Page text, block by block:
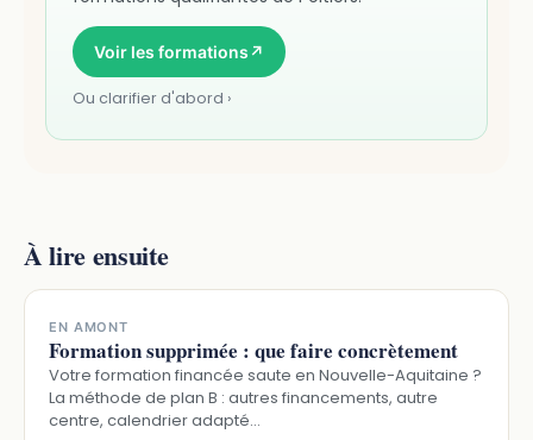
Voir les formations ↗
Ou clarifier d'abord ›
À lire ensuite
EN AMONT
Formation supprimée : que faire concrètement
Votre formation financée saute en Nouvelle-Aquitaine ?
La méthode de plan B : autres financements, autre
centre, calendrier adapté…